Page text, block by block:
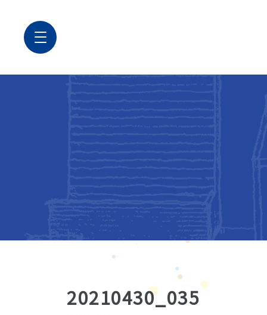
20210430_035